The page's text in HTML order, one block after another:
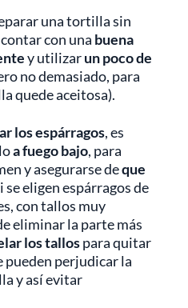
una tortilla sin
con una buena
y utilizarun poco de
no demasiado, para
quede aceitosa).
los espárragos, es
a fuego bajo, para
y asegurarse deque
se eligen espárragos de
con tallos muy
eliminar la parte más
los tallospara quitar
pueden perjudicar la
y así evitar